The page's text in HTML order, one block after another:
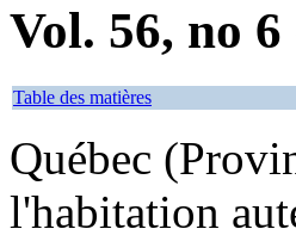
Vol. 56, no
Table des matières
Québec
l'habitation